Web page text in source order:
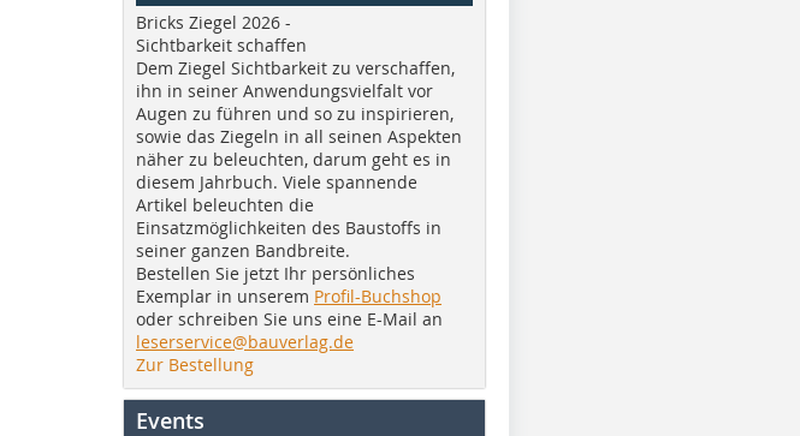
Bricks Ziegel 2026 -
Sichtbarkeit schaffen
Dem Ziegel Sichtbarkeit zu verschaffen,
ihn in seiner Anwendungsvielfalt vor
Augen zu führen und so zu inspirieren,
sowie das Ziegeln in all seinen Aspekten
näher zu beleuchten, darum geht es in
diesem Jahrbuch. Viele spannende
Artikel beleuchten die
Einsatzmöglichkeiten des Baustoffs in
seiner ganzen Bandbreite.
Bestellen Sie jetzt Ihr persönliches
Exemplar in unserem Profil-Buchshop
oder schreiben Sie uns eine E-Mail an
leserservice@bauverlag.de
Zur Bestellung
Events